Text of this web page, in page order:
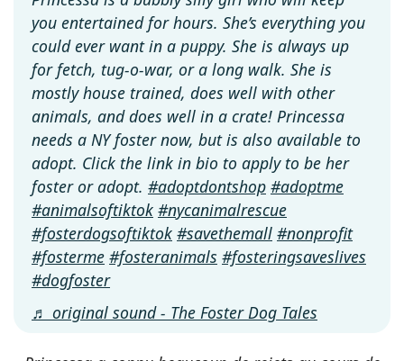
you entertained for hours. She’s everything you
could ever want in a puppy. She is always up
for fetch, tug-o-war, or a long walk. She is
mostly house trained, does well with other
animals, and does well in a crate! Princessa
needs a NY foster now, but is also available to
adopt. Click the link in bio to apply to be her
foster or adopt. #adoptdontshop #adoptme
#animalsoftiktok #nycanimalrescue
#fosterdogsoftiktok #savethemall #nonprofit
#fosterme #fosteranimals #fosteringsaveslives
#dogfoster
♬ original sound - The Foster Dog Tales